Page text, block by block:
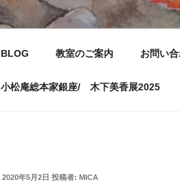
BLOG 教室のご案内 お問い
小松庵総本家銀座/ 木下美香展2025
投
2020年5月2日 投稿者: MICA